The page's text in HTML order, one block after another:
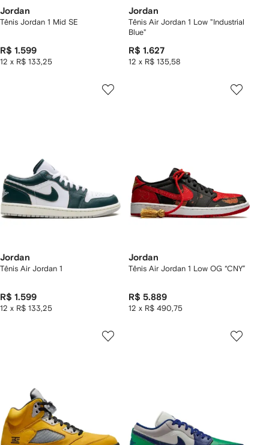
Jordan
Tênis Jordan 1 Mid SE
R$ 1.599
12 x R$ 133,25
Jordan
Tênis Air Jordan 1 Low "Industrial
Blue"
R$ 1.627
12 x R$ 135,58
Jordan
Tênis Air Jordan 1
R$ 1.599
12 x R$ 133,25
Jordan
Tênis Air Jordan 1 Low OG “CNY”
R$ 5.889
12 x R$ 490,75